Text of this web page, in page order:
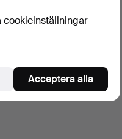
Acceptera alla